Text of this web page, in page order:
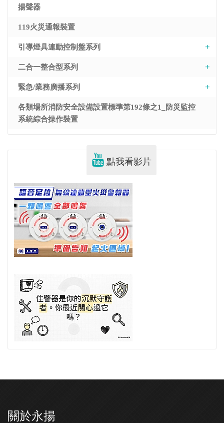
揚聲器
119火災通報裝置
引導燈具連動控制盤系列
二合一整合型系列
緊急/業務廣播系列
各類場所消防安全設備設置標準第192條之1_防災監控
系統綜合操作裝置
點我看影片
關於永揚